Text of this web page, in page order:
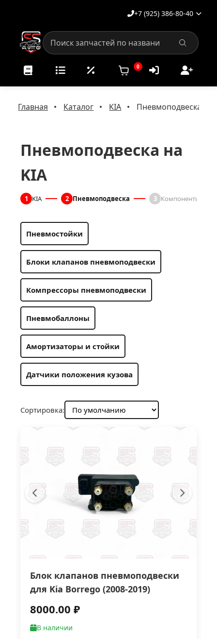
+7 (925) 386-80-40
0
Главная Каталог KIA Пневмоподвеска на
Пневмоподвеска на
KIA
1 KIA 2 Пневмоподвеска 3 Компоненты
Пневмостойки
Блоки клапанов пневмоподвески
Компрессоры пневмоподвески
Пневмобаллоны
Амортизаторы и стойки
Датчики положения кузова
Сортировка:
Блок клапанов пневмоподвески
для Kia Borrego (2008-2019)
8000.00 ₽
В наличии